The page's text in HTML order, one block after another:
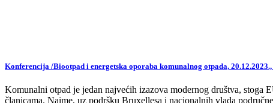
Konferencija /Biootpad i energetska oporaba komunalnog otpada,
Komunalni otpad je jedan najvećih izazova modernog društva, stoga
članicama. Naime, uz podršku Bruxellesa i nacionalnih vlada